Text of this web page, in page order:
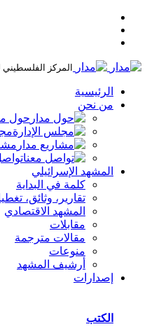
المركز الفلسطيني
الرئيسية
من نحن
حول
المشهد الإسرائيلي
كلمة في البداية
تقارير، وثائق،
المشهد الاقتصادي
مقابلات
مقالات مترجمة
منوعات
أرشيف المشهد
إصدارات
الكتب